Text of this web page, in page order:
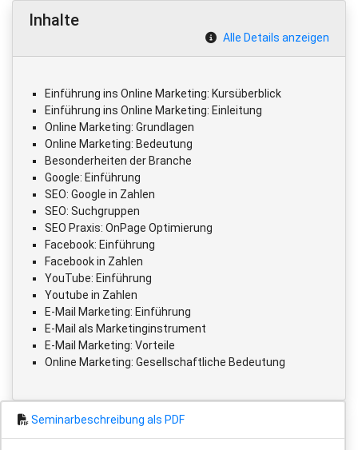
Inhalte
Alle Details anzeigen
Einführung ins Online Marketing: Kursüberblick
Einführung ins Online Marketing: Einleitung
Online Marketing: Grundlagen
Online Marketing: Bedeutung
Besonderheiten der Branche
Google: Einführung
SEO: Google in Zahlen
SEO: Suchgruppen
SEO Praxis: OnPage Optimierung
Facebook: Einführung
Facebook in Zahlen
YouTube: Einführung
Youtube in Zahlen
E-Mail Marketing: Einführung
E-Mail als Marketinginstrument
E-Mail Marketing: Vorteile
Online Marketing: Gesellschaftliche Bedeutung
Seminarbeschreibung als PDF